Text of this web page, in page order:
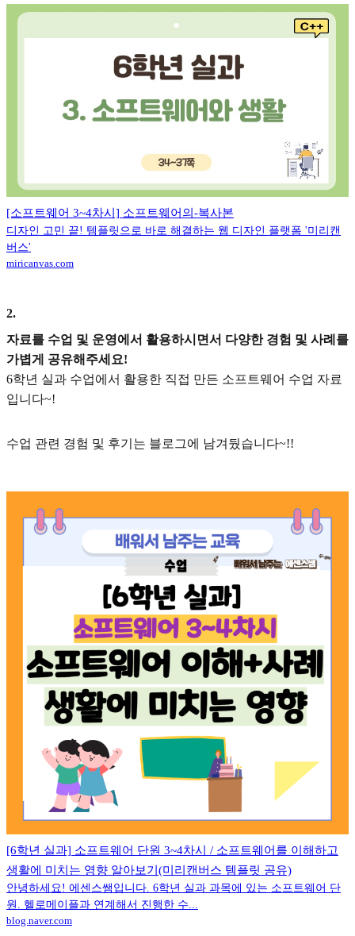
[소프트웨어 3~4차시] 소프트웨어의-복사본
디자인 고민 끝! 템플릿으로 바로 해결하는 웹 디자인 플랫폼 '미리캔
버스'
miricanvas.com
2.
자료를 수업 및 운영에서 활용하시면서 다양한 경험 및 사례를
가볍게 공유해주세요!
6학년 실과 수업에서 활용한 직접 만든 소프트웨어 수업 자료
입니다~!
수업 관련 경험 및 후기는 블로그에 남겨뒀습니다~!!
[6학년 실과] 소프트웨어 단원 3~4차시 / 소프트웨어를 이해하고
생활에 미치는 영향 알아보기(미리캔버스 템플릿 공유)
안녕하세요! 에센스쌤입니다. 6학년 실과 과목에 있는 소프트웨어 단
원. 헬로메이플과 연계해서 진행한 수...
blog.naver.com